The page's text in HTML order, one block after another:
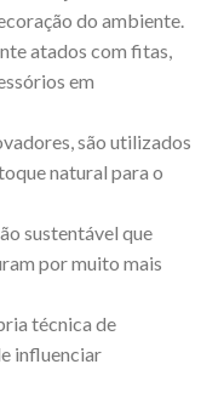
do ambiente.
atados com fitas,
em
são utilizados
natural para o
sustentável que
por muito mais
técnica de
influenciar